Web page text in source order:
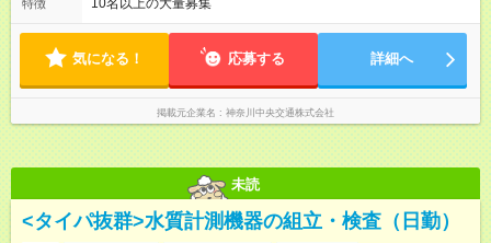
さ：3ヶ月 ※ 雇用形態と給与に、本採用時と異なる部分がありま
す。 雇用形態：本採用時と同じです。 給与：月給 242,700円以
トの場合、ほぼ3日間休んでいる気分を味わえます。
特徴 10名以上の大量募集
気になる！ 応募する 詳細へ
掲載元企業名 神奈川中央交通株式会社
未読
<タイパ抜群>水質計測機器の組立・検査（日勤）